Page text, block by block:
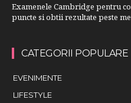
Examenele Cambridge pentru
puncte si obtii rezultate peste
CATEGORII POPULARE
EVENIMENTE
LIFESTYLE